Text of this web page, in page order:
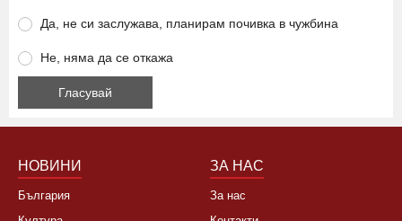
Да, не си заслужава, планирам почивка в чужбина
Не, няма да се откажа
НОВИНИ
България
ЗА НАС
За нас